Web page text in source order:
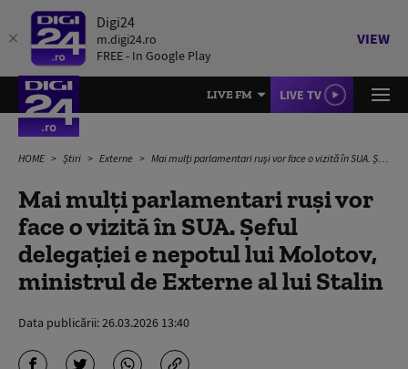
Digi24
m.digi24.ro
FREE - In Google Play
VIEW
LIVE FM LIVE TV
HOME Știri Externe Mai mulți parlamentari ruşi vor face o vizită în SUA. Șeful delegației e nepotul lui Molotov, ministrul de Externe al lui Stalin
Mai mulți parlamentari ruşi vor
face o vizită în SUA. Șeful
delegației e nepotul lui Molotov,
ministrul de Externe al lui Stalin
Data publicării:26.03.2026 13:40